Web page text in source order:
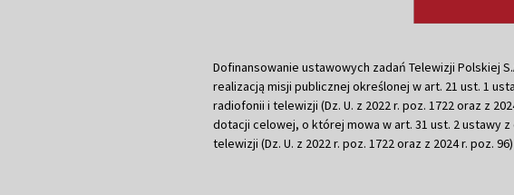
Dofinansowanie ustawowych zadań Telewizji Polskiej
realizacją misji publicznej określonej w art. 21 ust. 1
radiofonii i telewizji (Dz. U. z 2022 r. poz. 1722 oraz z
dotacji celowej, o której mowa w art. 31 ust. 2 ustawy z
telewizji (Dz. U. z 2022 r. poz. 1722 oraz z 2024 r. poz. 96)